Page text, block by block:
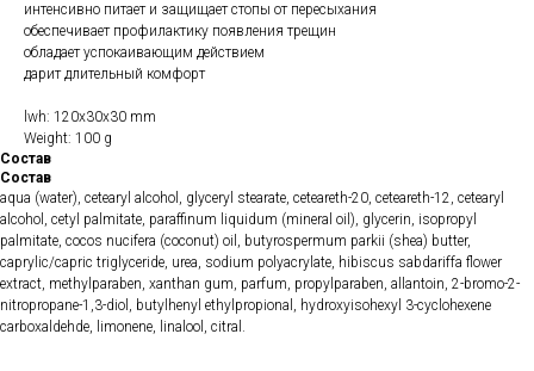
интенсивно питает и защищает стопы от пересыхания
обеспечивает профилактику появления трещин
обладает успокаивающим действием
дарит длительный комфорт
lwh: 120x30x30 mm
Weight: 100 g
Состав
Состав
aqua (water), cetearyl alcohol, glyceryl stearate, ceteareth-20, ceteareth-12, cetearyl
alcohol, cetyl palmitate, paraffinum liquidum (mineral oil), glycerin, isopropyl
palmitate, cocos nucifera (coconut) oil, butyrospermum parkii (shea) butter,
caprylic/capric triglyceride, urea, sodium polyacrylate, hibiscus sabdariffa flower
extract, methylparaben, xanthan gum, parfum, propylparaben, allantoin, 2-bromo-2-
nitropropane-1,3-diol, butylhenyl ethylpropional, hydroxyisohexyl 3-cyclohexene
carboxaldehde, limonene, linalool, citral.